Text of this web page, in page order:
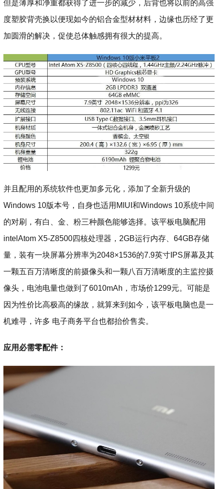
但是薄厚和净重都获得了进一步的减少，后背也将以前的高强
度塑胶背壳换以便现如今的铝合金型材材料，边缘也历经了更
加圆滑的解决，促使总体触感拥有很大的提高。
并且配用的系统软件也更加多元化，添加了全新升级的
Windows 10版本号，自身也适用MIUI和Windows 10系统中间
的对刷，有白、金、粉三种颜色能够选择。该平板电脑配用
intelAtom X5-Z8500四核处理器，2GB运行内存、64GB存储
量，装有一块屏幕分辨率为2048×1536的7.9英寸IPS屏幕及其
一颗五百万清晰度的前摄像头和一颗八百万清晰度的主监控摄
像头，电池电量也做到了6010mAh，市场价1299元。可能是
因为性价比高极高的缘故，就算来到如今，该平板电脑也是一
机难寻，许多 电子商务平台也都抬价售卖。
应用必需零配件：